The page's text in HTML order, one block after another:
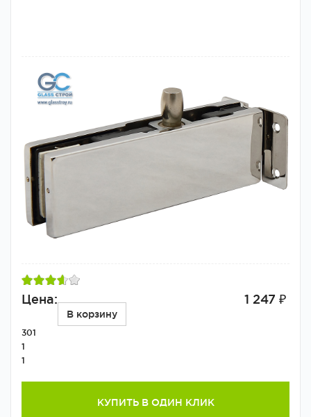
Цена: 1 247 ₽
В корзину
301
1
1
КУПИТЬ В ОДИН КЛИК